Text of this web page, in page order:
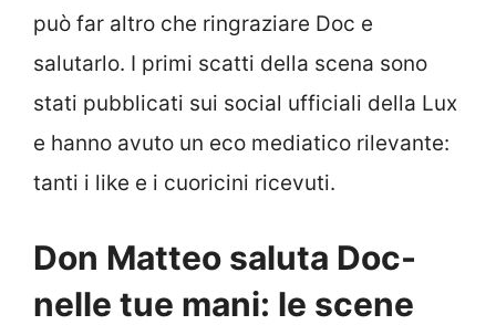
può far altro che ringraziare Doc e
salutarlo. I primi scatti della scena sono
stati pubblicati sui social ufficiali della Lux
e hanno avuto un eco mediatico rilevante:
tanti i like e i cuoricini ricevuti.
Don Matteo saluta Doc-
nelle tue mani: le scene